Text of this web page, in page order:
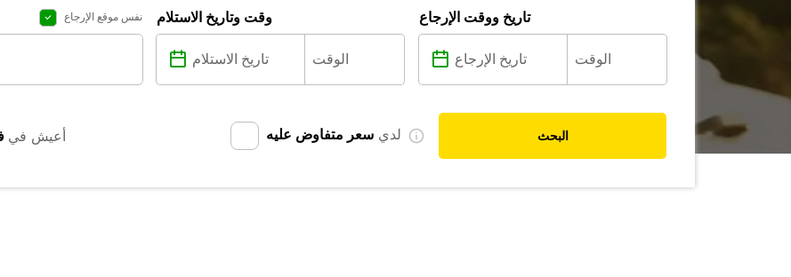
نفس موقع الإرجاع وقت وتاريخ الاستلام تاريخ ووقت الإرجاع
أعيش في لدي سعر متفاوض عليه البحث